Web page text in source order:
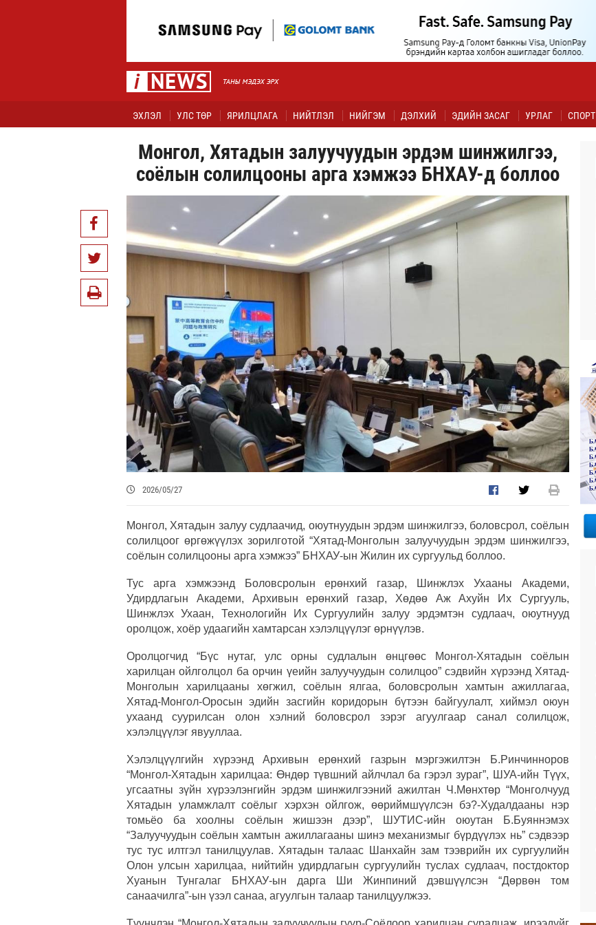
ЭХЛЭЛ УЛС ТӨР ЯРИЛЦЛАГА НИЙТЛЭЛ НИЙГЭМ ДЭЛХИЙ ЭДИЙН ЗАСАГ УРЛАГ СПОРТ
Монгол, Хятадын залуучуудын эрдэм шинжилгээ,
соёлын солилцооны арга хэмжээ БНХАУ-д боллоо
2026/05/27
Монгол, Хятадын залуу судлаачид, оюутнуудын эрдэм шинжилгээ, боловсрол, соёлын
солилцоог өргөжүүлэх зорилготой “Хятад-Монголын залуучуудын эрдэм шинжилгээ,
соёлын солилцооны арга хэмжээ” БНХАУ-ын Жилин их сургуульд боллоо.
Тус арга хэмжээнд Боловсролын ерөнхий газар, Шинжлэх Ухааны Академи,
Удирдлагын Академи, Архивын ерөнхий газар, Хөдөө Аж Ахуйн Их Сургууль,
Шинжлэх Ухаан, Технологийн Их Сургуулийн залуу эрдэмтэн судлаач, оюутнууд
оролцож, хоёр удаагийн хамтарсан хэлэлцүүлэг өрнүүлэв.
Оролцогчид “Бүс нутаг, улс орны судлалын өнцгөөс Монгол-Хятадын соёлын
харилцан ойлголцол ба орчин үеийн залуучуудын солилцоо” сэдвийн хүрээнд Хятад-
Монголын харилцааны хөгжил, соёлын ялгаа, боловсролын хамтын ажиллагаа,
Хятад-Монгол-Оросын эдийн засгийн коридорын бүтээн байгуулалт, хиймэл оюун
ухаанд суурилсан олон хэлний боловсрол зэрэг агуулгаар санал солилцож,
хэлэлцүүлэг явууллаа.
Хэлэлцүүлгийн хүрээнд Архивын ерөнхий газрын мэргэжилтэн Б.Ринчинноров
“Монгол-Хятадын харилцаа: Өндөр түвшний айлчлал ба гэрэл зураг”, ШУА-ийн Түүх,
угсаатны зүйн хүрээлэнгийн эрдэм шинжилгээний ажилтан Ч.Мөнхтөр “Монголчууд
Хятадын уламжлалт соёлыг хэрхэн ойлгож, өөриймшүүлсэн бэ?-Худалдааны нэр
томьёо ба хоолны соёлын жишээн дээр”, ШУТИС-ийн оюутан Б.Буяннэмэх
“Залуучуудын соёлын хамтын ажиллагааны шинэ механизмыг бүрдүүлэх нь” сэдвээр
тус тус илтгэл танилцуулав. Хятадын талаас Шанхайн зам тээврийн их сургуулийн
Олон улсын харилцаа, нийтийн удирдлагын сургуулийн туслах судлаач, постдоктор
Хуанын Тунгалаг БНХАУ-ын дарга Ши Жинпиний дэвшүүлсэн “Дөрвөн том
санаачилга”-ын үзэл санаа, агуулгын талаар танилцуулжээ.